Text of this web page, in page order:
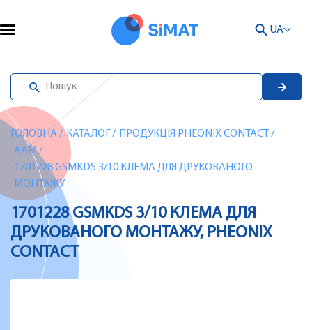
UA
ГОЛОВНА/ КАТАЛОГ / ПРОДУКЦІЯ PHEONIX CONTACT /
AAM/
1701228 GSMKDS 3/10 КЛЕМА ДЛЯ ДРУКОВАНОГО
МОНТАЖУ
1701228 GSMKDS 3/10 КЛЕМА ДЛЯ
ДРУКОВАНОГО МОНТАЖУ, PHEONIX
CONTACT